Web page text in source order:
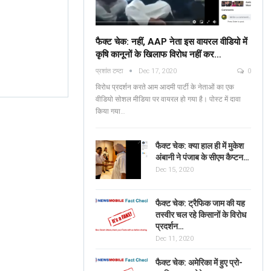
फैक्ट चेक: नहीं, AAP नेता इस वायरल वीडियो में
कृषि कानूनों के खिलाफ विरोध नहीं कर…
प्रशांत टम्टा Dec 17, 2020 0
विरोध प्रदर्शन करते आम आदमी पार्टी के नेताओं का एक
वीडियो सोशल मीडिया पर वायरल हो गया है। पोस्ट में दावा
किया गया…
फैक्ट चेक: क्या हाल ही में मुकेश
अंबानी ने पंजाब के सीएम कैप्टन…
Dec 15, 2020
फैक्ट चेक: ट्रैफिक जाम की यह
तस्वीर चल रहे किसानों के विरोध
प्रदर्शन…
Dec 11, 2020
फैक्ट चेक: अमेरिका में हुए प्रो-
Fact Check: No, AAP
Leaders Are NOT
Protesting Against Farm
Laws In The Viral…
ব্যঙ্গাত্মক ভিডিওটি